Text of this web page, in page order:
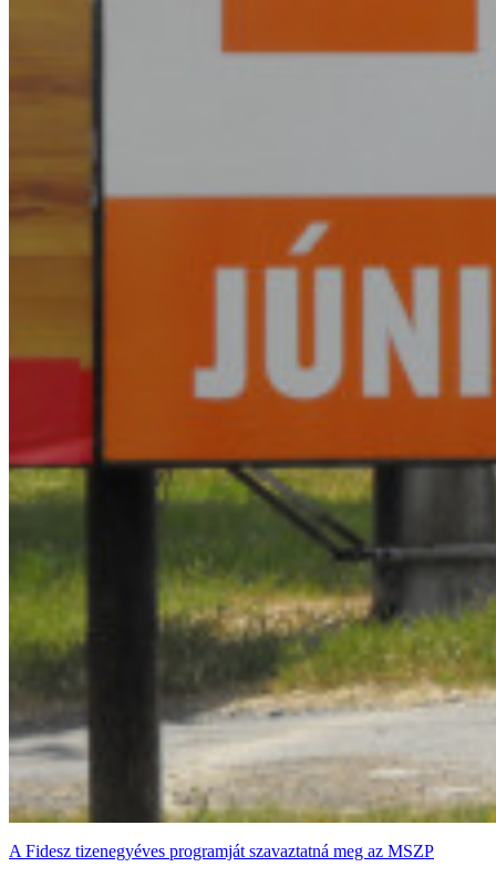
A Fidesz tizenegyéves programját szavaztatná meg az MSZP